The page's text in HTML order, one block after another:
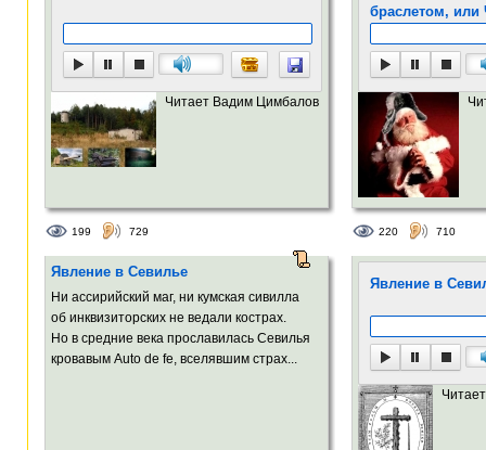
Читает Вадим Цимбалов
199 729
браслетом, или
220 710
Явление в Севилье
Ни ассирийский маг, ни кумская сивилла
об инквизиторских не ведали кострах.
Но в средние века прославилась Севилья
кровавым Auto de fe, вселявшим страх...
Явление в